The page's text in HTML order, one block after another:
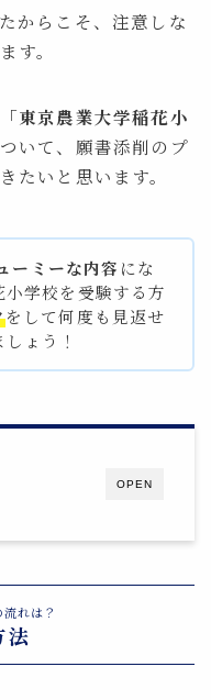
からこそ、注意しな
す。
「東京農業大学稲花小
いて、願書添削のプ
たいと思います。
ーミーな内容 にな
学校を受験する方
をして何度も見返せ
ょう！
OPEN
れは？
法